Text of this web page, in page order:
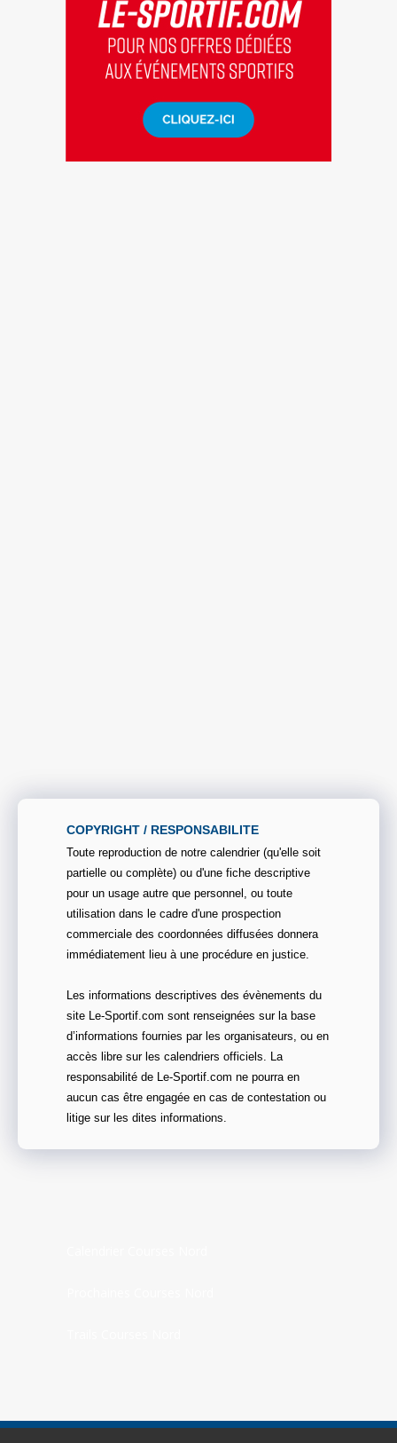
COPYRIGHT / RESPONSABILITE
Toute reproduction de notre calendrier (qu'elle soit
partielle ou complète) ou d'une fiche descriptive
pour un usage autre que personnel, ou toute
utilisation dans le cadre d'une prospection
commerciale des coordonnées diffusées donnera
immédiatement lieu à une procédure en justice.
Les informations descriptives des évènements du
site Le-Sportif.com sont renseignées sur la base
d’informations fournies par les organisateurs, ou en
accès libre sur les calendriers officiels. La
responsabilité de Le-Sportif.com ne pourra en
aucun cas être engagée en cas de contestation ou
litige sur les dites informations.